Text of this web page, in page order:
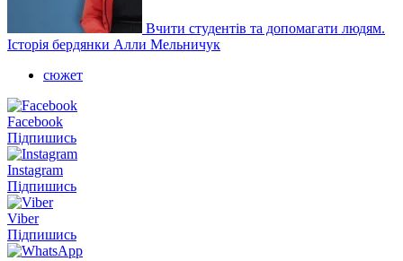
Вчити студентів та допомагати людям.
Історія бердянки Алли Мельничук
сюжет
Facebook
Підпишись
Instagram
Підпишись
Viber
Підпишись